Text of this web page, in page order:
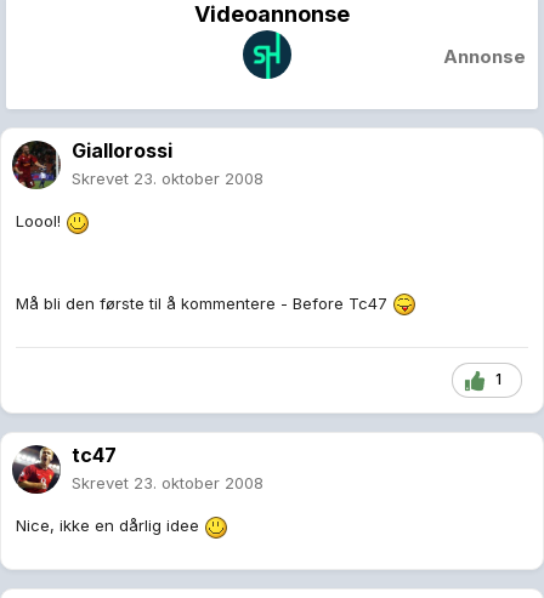
Videoannonse
Annonse
Giallorossi
Skrevet 23. oktober 2008
Loool!
Må bli den første til å kommentere - Before Tc47
1
tc47
Skrevet 23. oktober 2008
Nice, ikke en dårlig idee